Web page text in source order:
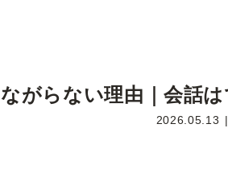
がらない理由｜会話
2026.05.13